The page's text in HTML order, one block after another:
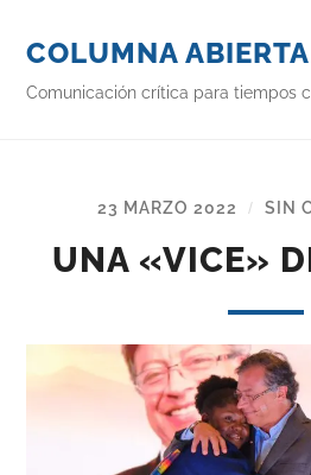
COLUMNA ABIERTA
Comunicación crítica para tiempos
23 MARZO 2022 / SIN
UNA «VICE»